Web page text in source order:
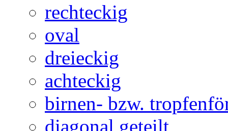
rechteckig
oval
dreieckig
achteckig
birnen- bzw.
diagonal geteilt